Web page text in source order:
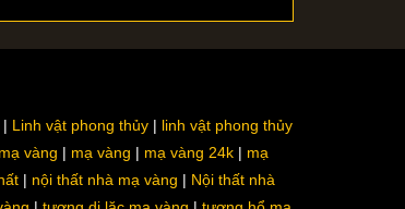
Linh vật phong thủy
linh vật phong thủy
vàng mạ vàng mạ vàng 24k
mạ
nội thất nhà mạ vàng
Nội thất nhà